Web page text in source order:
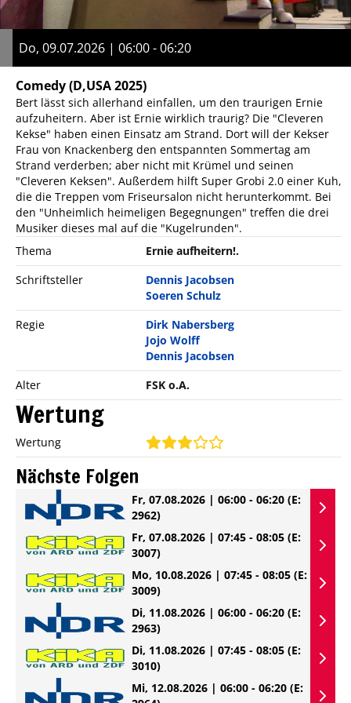
Do, 09.07.2026 | 06:00 - 06:20
Comedy(D,USA 2025)
Bert lässt sich allerhand einfallen, um den traurigen Ernie
aufzuheitern. Aber ist Ernie wirklich traurig? Die "Cleveren
Kekse" haben einen Einsatz am Strand. Dort will der Kekser
Frau von Knackenberg den entspannten Sommertag am
Strand verderben; aber nicht mit Krümel und seinen
"Cleveren Keksen". Außerdem hilft Super Grobi 2.0 einer Kuh,
die die Treppen vom Friseursalon nicht herunterkommt. Bei
den "Unheimlich heimeligen Begegnungen" treffen die drei
Musiker dieses mal auf die "Kugelrunden".
Thema
Ernie aufheitern!.
Schriftsteller
Dennis Jacobsen
Soeren Schulz
Regie
Dirk Nabersberg
Jojo Wolff
Dennis Jacobsen
Alter
FSK o.A.
Wertung
Wertung
Nächste Folgen
Fr, 07.08.2026 | 06:00 - 06:20 (E:
2962)
Fr, 07.08.2026 | 07:45 - 08:05 (E:
3007)
Mo, 10.08.2026 | 07:45 - 08:05 (E:
3009)
Di, 11.08.2026 | 06:00 - 06:20 (E:
2963)
Di, 11.08.2026 | 07:45 - 08:05 (E:
3010)
Mi, 12.08.2026 | 06:00 - 06:20 (E: